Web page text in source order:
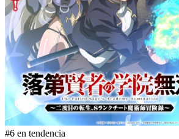
#6 en tendencia